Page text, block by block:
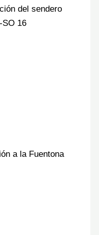
del sendero
SO 16
a la Fuentona